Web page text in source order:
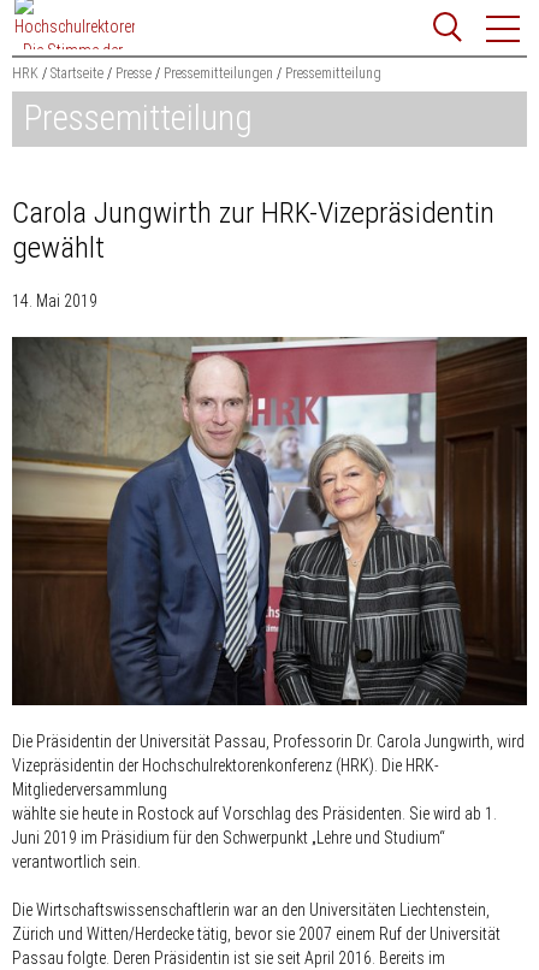
Zum
Content
springen
Suchbegriff
Suchen
HRK Startseite Presse Pressemitteilungen Pressemitteilung
Pressemitteilung
Carola Jungwirth zur HRK-Vizepräsidentin
gewählt
14. Mai 2019
Die Präsidentin der Universität Passau, Professorin Dr. Carola Jungwirth, wird
Vizepräsidentin der Hochschulrektorenkonferenz (HRK). Die HRK-
Mitgliederversammlung
wählte sie heute in Rostock auf Vorschlag des Präsidenten. Sie wird ab 1.
Juni 2019 im Präsidium für den Schwerpunkt „Lehre und Studium“
verantwortlich sein.
Die Wirtschaftswissenschaftlerin war an den Universitäten Liechtenstein,
Zürich und Witten/Herdecke tätig, bevor sie 2007 einem Ruf der Universität
Passau folgte. Deren Präsidentin ist sie seit April 2016. Bereits im